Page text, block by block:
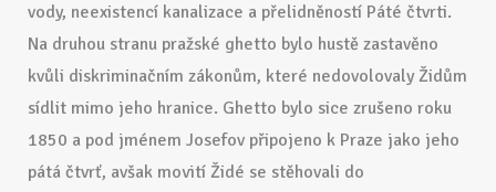
vody, neexistencí kanalizace a přelidněností Páté čtvrti.
Na druhou stranu pražské ghetto bylo hustě zastavěno
kvůli diskriminačním zákonům, které nedovolovaly Židům
sídlit mimo jeho hranice. Ghetto bylo sice zrušeno roku
1850 a pod jménem Josefov připojeno k Praze jako jeho
pátá čtvrť, avšak movití Židé se stěhovali do